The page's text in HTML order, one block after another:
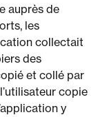
auprès de
les
collectait
des
et collé par
copie
y